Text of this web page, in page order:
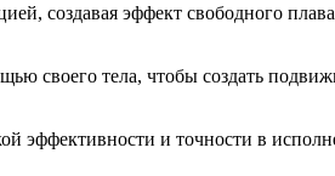
создавая эффект свободного
своего тела, чтобы создать
эффективности и точности в